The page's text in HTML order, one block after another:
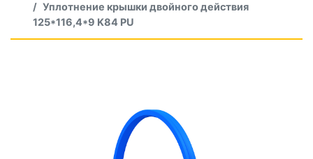
Уплотнение крышки двойного действия
125*116,4*9 K84 PU